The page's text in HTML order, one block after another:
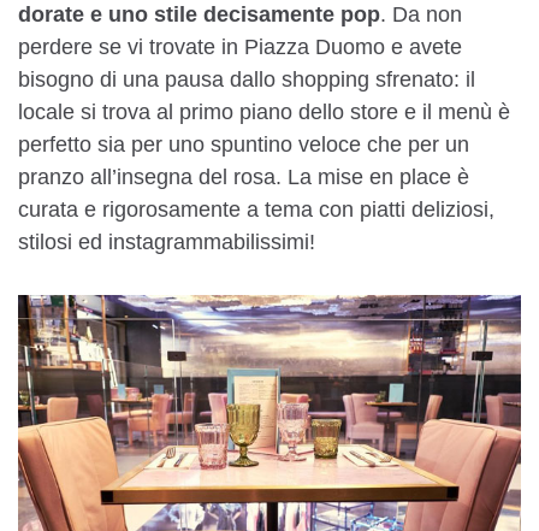
dorate e uno stile decisamente pop. Da non
perdere se vi trovate in Piazza Duomo e avete
bisogno di una pausa dallo shopping sfrenato: il
locale si trova al primo piano dello store e il menù è
perfetto sia per uno spuntino veloce che per un
pranzo all’insegna del rosa. La mise en place è
curata e rigorosamente a tema con piatti deliziosi,
stilosi ed instagrammabilissimi!